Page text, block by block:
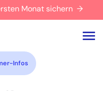
Monat sichern →
Infos